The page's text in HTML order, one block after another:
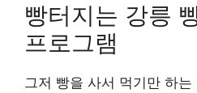
빵터지는 강릉
프로그램
그저 빵을 사서 먹기만 하는